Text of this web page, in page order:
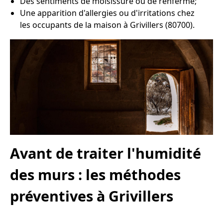
Une apparition d'allergies ou d'irritations chez
les occupants de la maison à Grivillers (80700).
Avant de traiter l'humidité
des murs : les méthodes
préventives à Grivillers